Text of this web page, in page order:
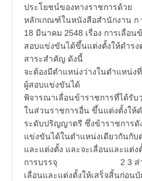
ประโยชน์ของทางราชก
หลักเกณฑ์ในหนังสือสำนักงาน ก
18 มีนาคม 2548 เรื่อง การเลื่อ
สอบแข่งขันได้ขึ้นแต่งตั้งให้ดำร
สาระสำคัญ ดังนี้ 2 1 ส่
จะต้องมีตำแหน่งว่างในตำแหน่
ผู้สอบแข่งขันได้ 2 2 ส่
พิจารณาเลื่อนข้าราชการที่ได้รั
ในส่วนราชการอื่น ขึ้นแต่งตั้งให้
ระดับปริญญาตรี ซึ่งข้าราชการดั
แข่งขันได้ในตำแหน่งเดียวกันกับ
และแต่งตั้ง และจะเลื่อนและแต่ง
การบรรจุ 2 3 ส่วนราช
เลื่อนและแต่งตั้งให้เสร็จสิ้นก่อ